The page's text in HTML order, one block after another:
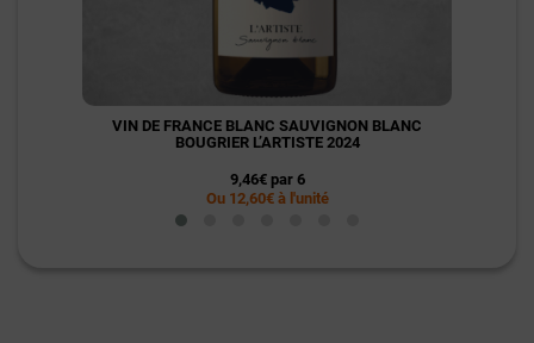
VIN DE FRANCE BLANC SAUVIGNON BLANC
BOUGRIER L’ARTISTE 2024
9,46€ par 6
Ou 12,60€ à l'unité